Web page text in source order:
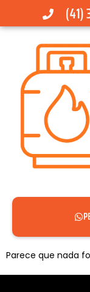
(41)
Parece que nada